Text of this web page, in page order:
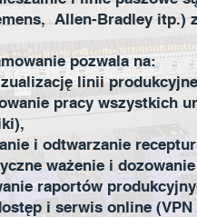
Allen-Bradley itp.)
pozwala na:
linii
pracy wszystkich
i odtwarzanie
ważenie i
raportów
i serwis online (VPN